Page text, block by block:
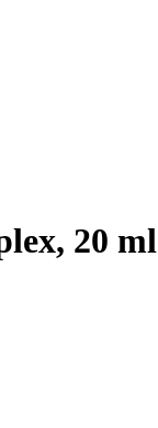
20 ml